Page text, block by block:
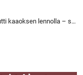
Vitsi: Netta aiheutti kaaoksen lennolla – silloin pilotti lausui 6 sanaa, jotka saivat hänet kauhun valtaan